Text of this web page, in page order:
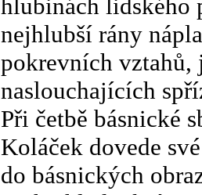
hlubinách lidského
nejhlubší rány
pokrevních vztahů,
naslouchajících
Při četbě básnické
Koláček dovede
do básnických